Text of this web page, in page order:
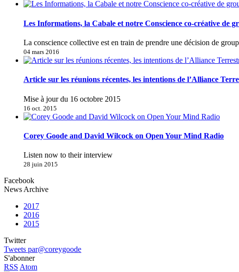
Les Informations, la Cabale et notre Conscience co-créative de
La conscience collective est en train de prendre une décision de
04 mars 2016
Article sur les réunions récentes, les intentions de l’Alliance
Mise à jour du 16 octobre 2015
16 oct. 2015
Corey Goode and David Wilcock on Open Your Mind Radio
Listen now to their interview
28 juin 2015
Facebook
News Archive
2017
2016
2015
Twitter
Tweets par@coreygoode
S'abonner
RSS Atom